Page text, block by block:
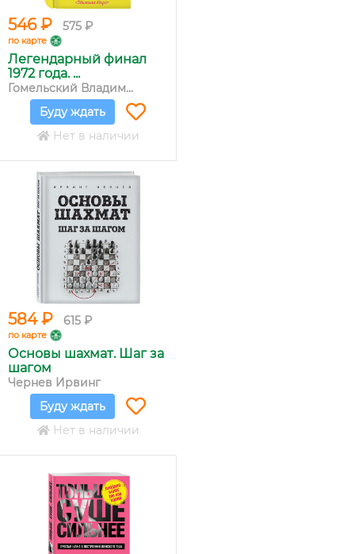
546 ₽ 575 ₽
по карте
Легендарный финал
1972 года. ...
Гомельский Владим...
Буду ждать
Нет в наличии
584 ₽ 615 ₽
по карте
Основы шахмат. Шаг за
шагом
Чернев Ирвинг
Буду ждать
Нет в наличии